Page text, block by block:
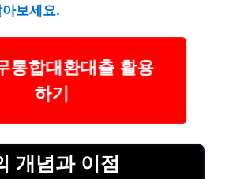
보세요.
통합대환대출 활용
하기
개념과 이점